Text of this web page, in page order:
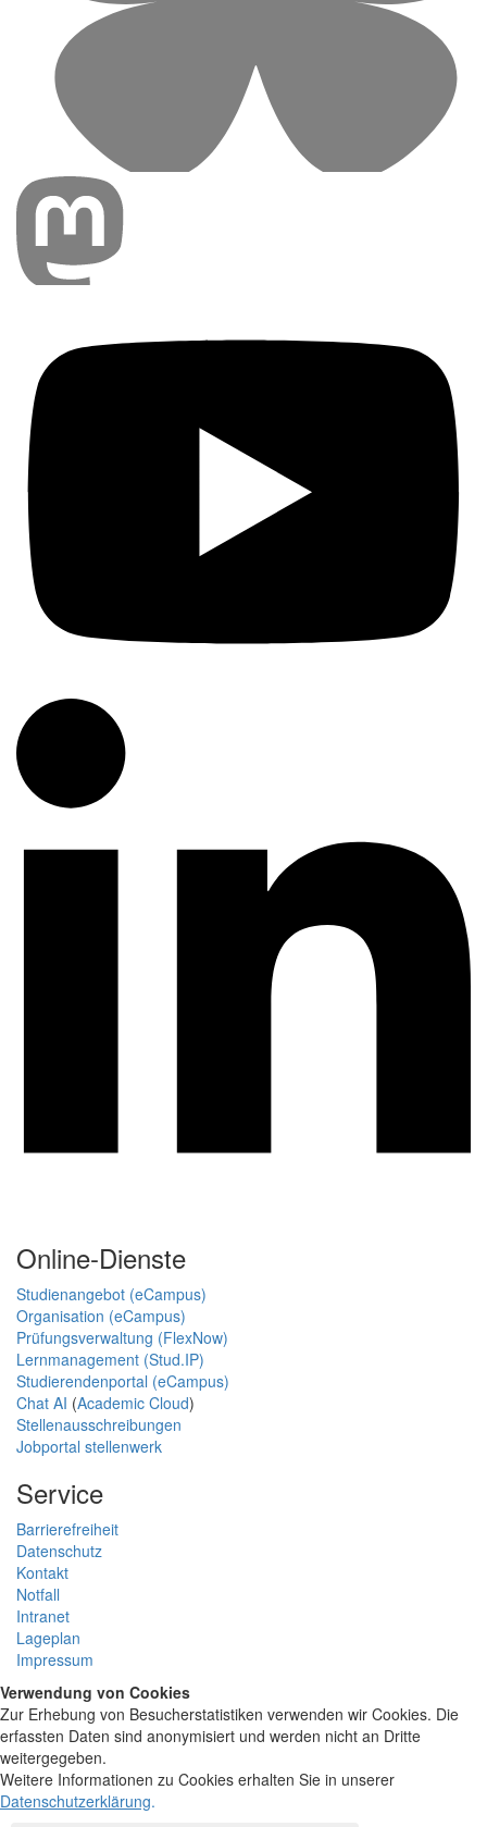
Online-Dienste
Studienangebot (eCampus)
Organisation (eCampus)
Prüfungsverwaltung (FlexNow)
Lernmanagement (Stud.IP)
Studierendenportal (eCampus)
Chat AI (Academic Cloud)
Stellenausschreibungen
Jobportal stellenwerk
Service
Barrierefreiheit
Datenschutz
Kontakt
Notfall
Intranet
Lageplan
Impressum
Verwendung von Cookies
Zur Erhebung von Besucherstatistiken verwenden wir Cookies. Die
erfassten Daten sind anonymisiert und werden nicht an Dritte
weitergegeben.
Weitere Informationen zu Cookies erhalten Sie in unserer
Datenschutzerklärung.